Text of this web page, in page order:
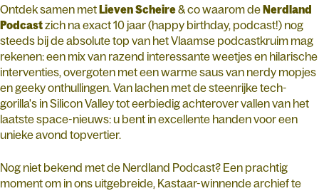
Ontdek samen metLievenScheire& co waarom deNerdland
Podcastzich na exact 10 jaar (happy birthday, podcast!) nog
steeds bij de absolute top van het Vlaamse podcastkruim mag
rekenen: een mix van razend interessante weetjes en hilarische
interventies, overgoten met een warme saus van nerdy mopjes
en geeky onthullingen. Van lachen met de steenrijke tech-
gorilla's in Silicon Valley tot eerbiedig achterover vallen van het
laatste space-nieuws: u bent in excellente handen voor een
unieke avond topvertier.
Nog niet bekend met de Nerdland Podcast? Een prachtig
moment om in ons uitgebreide, Kastaar-winnende archief te